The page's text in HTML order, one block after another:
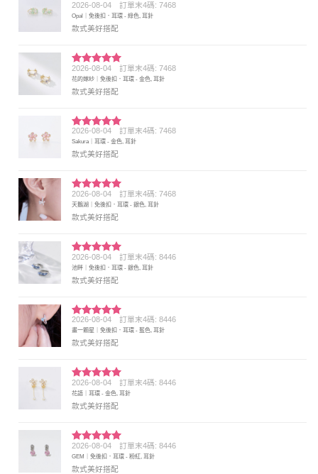
評分5 滿
分 5
2026-08-04 訂單末4碼: 7468
Opal｜免後扣．耳環 - 綠色, 耳針
款式美好搭配
評分5 滿
分 5
2026-08-04 訂單末4碼: 7468
花的嫁紗｜免後扣．耳環 - 金色, 耳針
款式美好搭配
評分5 滿
分 5
2026-08-04 訂單末4碼: 7468
Sakura｜耳環 - 金色, 耳針
款式美好搭配
評分5 滿
分 5
2026-08-04 訂單末4碼: 7468
天鵝湖｜免後扣．耳環 - 銀色, 耳針
款式美好搭配
評分5 滿
分 5
2026-08-04 訂單末4碼: 8446
池畔｜免後扣．耳環 - 銀色, 耳針
款式美好搭配
評分5 滿
分 5
2026-08-04 訂單末4碼: 8446
畫一顆星｜免後扣．耳環 - 藍色, 耳針
款式美好搭配
評分5 滿
分 5
2026-08-04 訂單末4碼: 8446
花語｜耳環 - 金色, 耳針
款式美好搭配
評分5滿
分 5
2026-08-04 訂單末4碼: 8446
GEM｜免後扣．耳環 - 粉紅, 耳針
款式美好搭配